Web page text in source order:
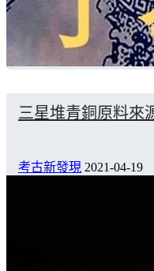
三星堆青銅原料來
考古新發現 2021-04-19